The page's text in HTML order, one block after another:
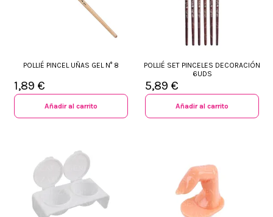
POLLIÉ PINCEL UÑAS GEL N° 8
1,89 €
Añadir al carrito
POLLIÉ SET PINCELES DECORACIÓN
6UDS
5,89 €
Añadir al carrito